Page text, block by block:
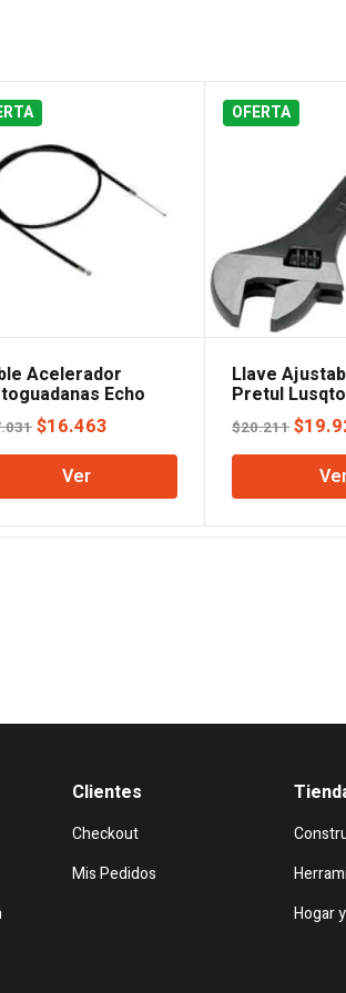
Acelerador
Echo
El
precio
original
era:
$16.463
precio
es:
Ver
OFERTA
Llave
Pretul
$20.211El
era:
$
Clientes
Checkout
Mis Pedidos
Hogar